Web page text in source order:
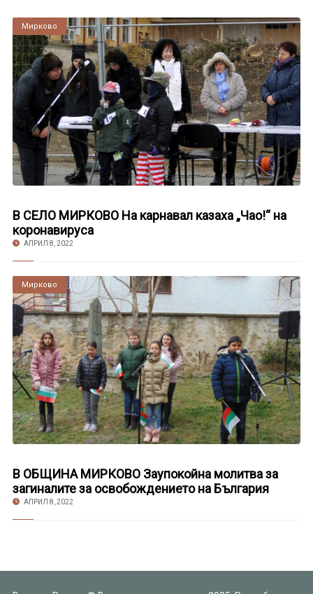
Мирково
В СЕЛО МИРКОВО На карнавал казаха „Чао!“ на
коронавируса
АПРИЛ 8, 2022
Мирково
В ОБЩИНА МИРКОВО Заупокойна молитва за
загиналите за освобождението на България
АПРИЛ 8, 2022